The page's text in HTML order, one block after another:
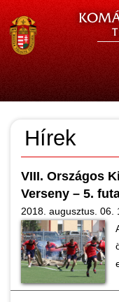
Hírek
VIII. Országos
Verseny – 5.
2018. augusztus. 06.